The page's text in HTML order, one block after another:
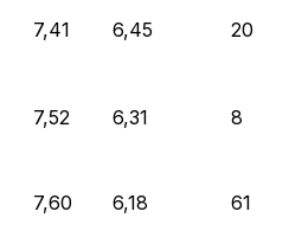
7,41 6,45 20
7,52 6,31 8
7,60 6,18 61